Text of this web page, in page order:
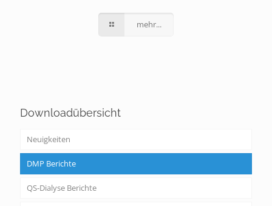
mehr...
Downloadübersicht
Neuigkeiten
DMP Berichte
QS-Dialyse Berichte